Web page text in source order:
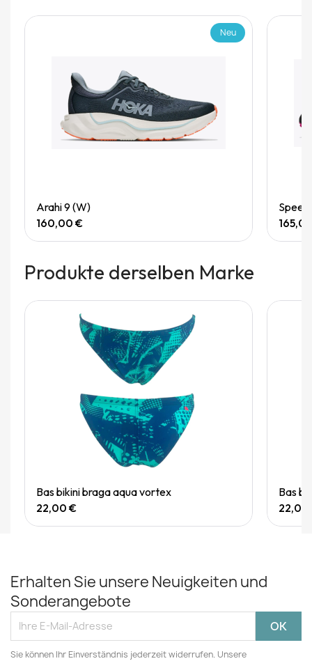
Neu
Arahi 9 (W)
160,00 €
Produkte derselben Marke
Quick View
Bas bikini braga aqua vortex
22,00 €
Bas
22,00
Erhalten Sie unsere Neuigkeiten und
Sonderangebote
Sie können Ihr Einverständnis jederzeit widerrufen. Unsere